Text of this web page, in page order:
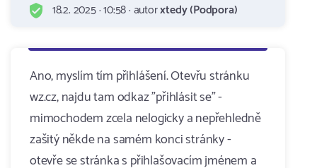
18.2. 2025 · 10:58 · autorxtedy (Podpora)
Ano, myslím tím přihlášení. Otevřu stránku
wz.cz, najdu tam odkaz "přihlásit se" -
mimochodem zcela nelogicky a nepřehledně
zašitý někde na samém konci stránky -
otevře se stránka s přihlašovacím jménem a